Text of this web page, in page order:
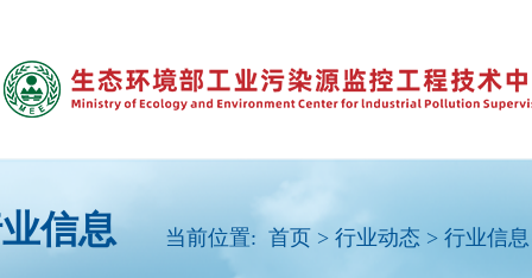
信息 当前位置: 首页 > 行业动态 > 行业信息